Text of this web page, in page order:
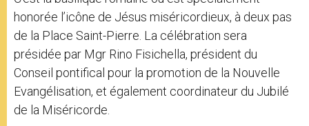
honorée l’icône de Jésus miséricordieux, à deux pas
de la Place Saint-Pierre. La célébration sera
présidée par Mgr Rino Fisichella, président du
Conseil pontifical pour la promotion de la Nouvelle
Evangélisation, et également coordinateur du Jubilé
de la Miséricorde.